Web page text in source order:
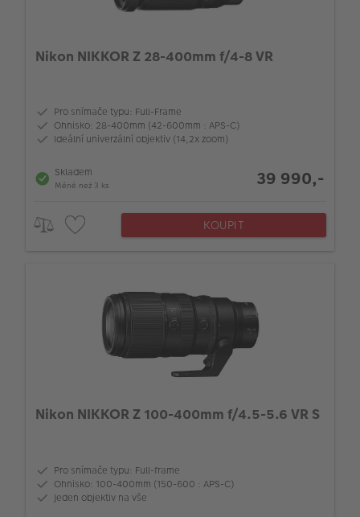
Nikon NIKKOR Z 28-400mm f/4-8 VR
Pro snímače typu: Full-Frame
Ohnisko: 28-400mm (42-600mm : APS-C)
Ideální univerzální objektiv (14,2x zoom)
Skladem
Méně než 3 ks 39 990,-
KOUPIT
Nikon NIKKOR Z 100-400mm f/4.5-5.6 VR S
Pro snímače typu: Full-frame
Ohnisko: 100-400mm (150-600 : APS-C)
Jeden objektiv na vše